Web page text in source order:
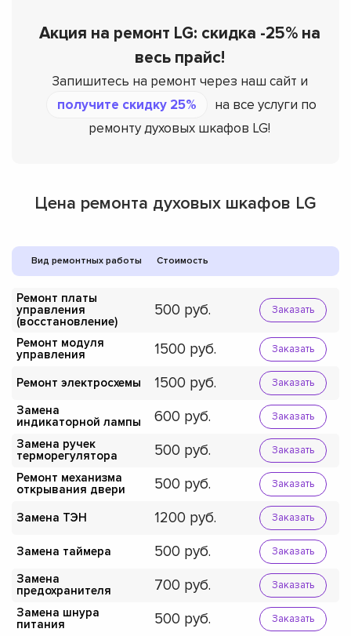
Акция на ремонт LG: скидка -25% на
весь прайс!
Запишитесь на ремонт через наш сайт и
получите скидку 25%
на все услуги по
ремонту духовых шкафов LG!
Цена ремонта духовых шкафов LG
Вид ремонтных работы Стоимость
Ремонт платы
управления
(восстановление)
500 Заказать
Ремонт модуля
управления
1500 Заказать
Ремонт электросхемы 1500 Заказать
Замена
индикаторной лампы
600 Заказать
Замена ручек
терморегулятора
500 Заказать
Ремонт механизма
открывания двери
500 Заказать
Замена ТЭН 1200 Заказать
Замена таймера 500 Заказать
Замена
предохранителя
700 Заказать
Замена шнура
питания
500 Заказать